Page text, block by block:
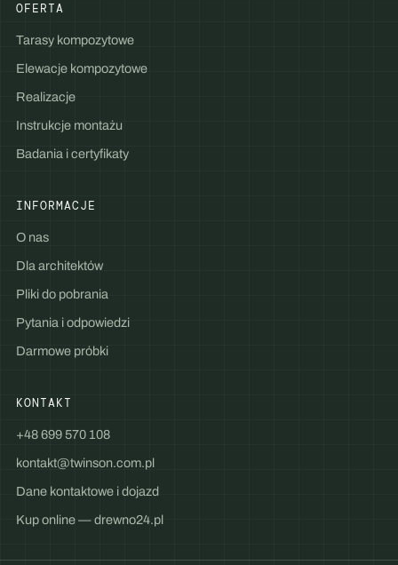
OFERTA
Tarasy kompozytowe
Elewacje kompozytowe
Realizacje
Instrukcje montażu
Badania i certyfikaty
INFORMACJE
O nas
Dla architektów
Pliki do pobrania
Pytania i odpowiedzi
Darmowe próbki
KONTAKT
+48 699 570 108
kontakt@twinson.com.pl
Dane kontaktowe i dojazd
Kup online — drewno24.pl